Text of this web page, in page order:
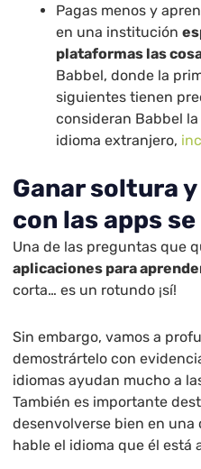
Pagas menos y
en una institución
plataformas las
Babbel, donde la
siguientes tienen
consideran Babbel
idioma extranjero,
Ganar soltura
con las apps
Una de las preguntas que
aplicaciones para
corta… es un rotundo ¡sí!
Sin embargo, vamos a
demostrártelo con
idiomas ayudan mucho a
También es importante
desenvolverse bien en
hable el idioma que él está